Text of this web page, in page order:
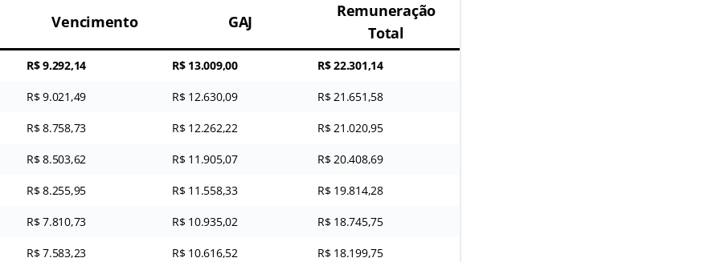
Vencimento GAJ
Remuneração
Total
R$ 9.292,14 R$ 13.009,00 R$ 22.301,14
R$ 9.021,49 R$ 12.630,09 R$ 21.651,58
R$ 8.758,73 R$ 12.262,22 R$ 21.020,95
R$ 8.503,62 R$ 11.905,07 R$ 20.408,69
R$ 8.255,95 R$ 11.558,33 R$ 19.814,28
R$ 7.810,73 R$ 10.935,02 R$ 18.745,75
R$ 7.583,23 R$ 10.616,52 R$ 18.199,75